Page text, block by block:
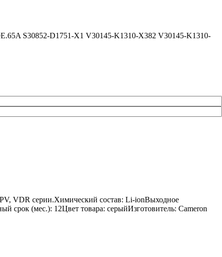
S30852-D1751-X1 V30145-K1310-X382 V30145-K1310-
VDR серии.Химический состав: Li-ionВыходное
срок (мес.): 12Цвет товара: серыйИзготовитель: Cameron